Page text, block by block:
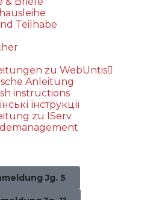
Teilhabe
zu WebUntis
Anleitung
instructions
інструкції
zu IServ
Jg. 5